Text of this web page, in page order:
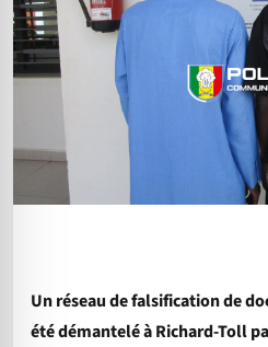
Un réseau de falsification de
été démantelé à Richard-Toll